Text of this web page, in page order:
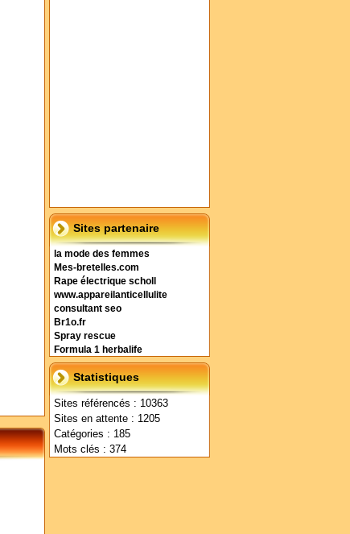
Sites partenaire
la mode des femmes
Mes-bretelles.com
Rape électrique scholl
www.appareilanticellulite
consultant seo
Br1o.fr
Spray rescue
Formula 1 herbalife
Statistiques
Sites référencés : 10363
Sites en attente : 1205
Catégories : 185
Mots clés : 374